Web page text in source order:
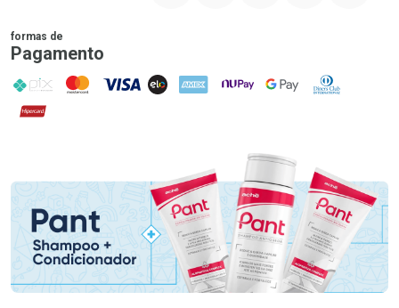
formas de
Pagamento
PIX MasterCard
VISA ELO AMEX NuPay Google PayDiners Club
Hipercard